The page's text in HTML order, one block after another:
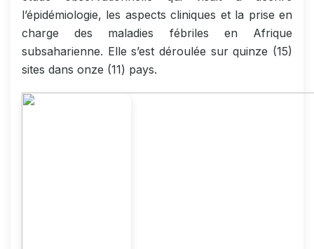
l’épidémiologie, les aspects cliniques et la prise en
charge des maladies fébriles en Afrique
subsaharienne. Elle s’est déroulée sur quinze (15)
sites dans onze (11) pays.